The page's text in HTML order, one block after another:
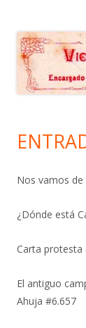
Nos vamos de
¿Dónde está
Carta protesta
El antiguo
Ahuja #6.657